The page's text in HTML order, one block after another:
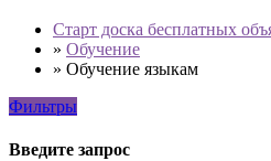
Старт доска бесплатных
» Обучение
» Обучение языкам
Фильтры
Введите запрос